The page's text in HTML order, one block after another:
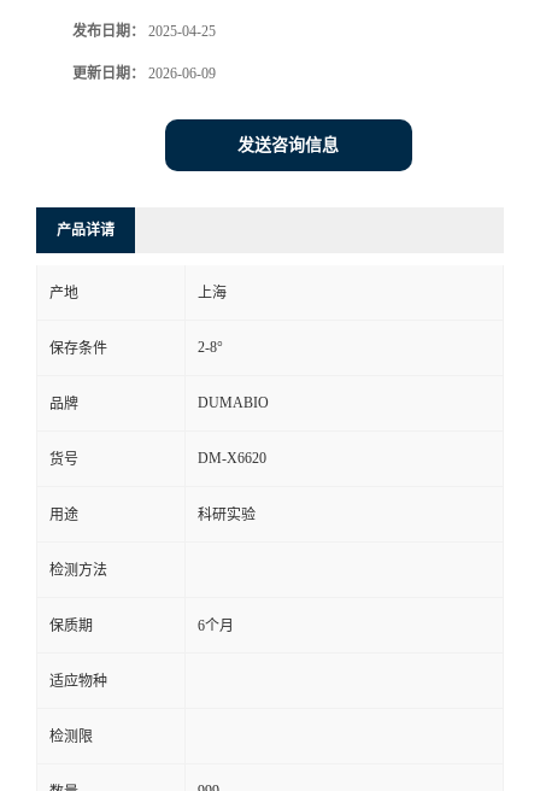
方
言
发布日期： 2025-04-25
更新日期： 2026-06-09
发送咨询信息
产品详请
产地 上海
保存条件 2-8°
品牌 DUMABIO
货号 DM-X6620
用途 科研实验
检测方法
保质期 6个月
适应物种
检测限